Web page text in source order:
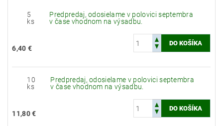
5
ks
Predpredaj, odosielame v polovici septembra
v čase vhodnom na výsadbu.
6,40 €
10
ks
Predpredaj, odosielame v polovici septembra
v čase vhodnom na výsadbu.
11,80 €